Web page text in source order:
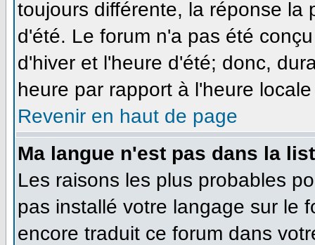
toujours différente, la réponse la
d'été. Le forum n'a pas été
d'hiver et l'heure d'été; donc,
heure par rapport à l'heure
Revenir en haut de page
Ma langue n'est pas dans la
Les raisons les plus probables
pas installé votre langage sur le
encore traduit ce forum dans